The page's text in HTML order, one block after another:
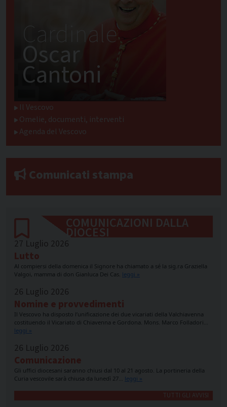
Cardinale
Oscar
Cantoni
Il Vescovo
Omelie, documenti, interventi
Agenda del Vescovo
Comunicati stampa
COMUNICAZIONI DALLA
DIOCESI
27 Luglio 2026
Lutto
Al compiersi della domenica il Signore ha chiamato a sé la sig.ra Graziella
Valgoi, mamma di don Gianluca Dei Cas. leggi »
26 Luglio 2026
Nomine e provvedimenti
Il Vescovo ha disposto l’unificazione dei due vicariati della Valchiavenna
costituendo il Vicariato di Chiavenna e Gordona. Mons. Marco Folladori…
leggi »
26 Luglio 2026
Comunicazione
Gli uffici diocesani saranno chiusi dal 10 al 21 agosto. La portineria della
Curia vescovile sarà chiusa da lunedì 27… leggi »
TUTTI GLI AVVISI